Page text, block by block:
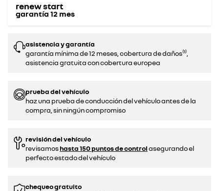
renew start
garantía 12 mes
asistencia y garantía
garantía mínima de 12 meses, cobertura de daños⁽¹⁾,
asistencia gratuita con cobertura europea
prueba del vehículo
haz una prueba de conducción del vehículo antes de la
compra, sin ningún compromiso‌
revisión del vehículo
revisamoshasta 150 puntos de controlasegurando el
perfecto estado del vehículo
chequeo gratuito